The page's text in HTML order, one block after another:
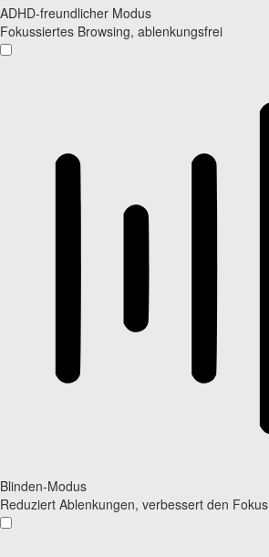
ADHD-freundlicher Modus
Fokussiertes Browsing, ablenkungsfrei
Blinden-Modus
Reduziert Ablenkungen, verbessert den Fokus